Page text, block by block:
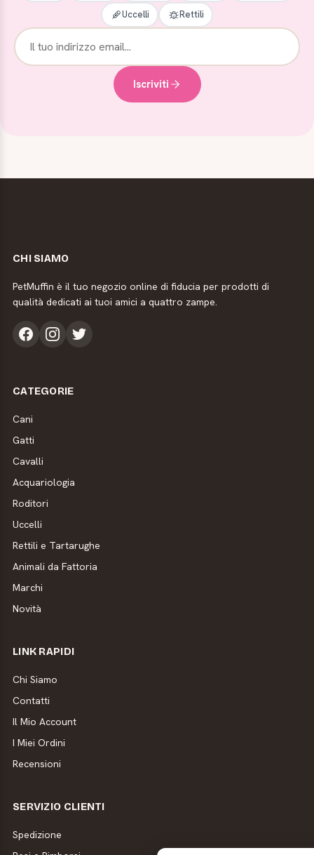
Uccelli Rettili
Iscriviti
CHI SIAMO
PetMuffin è il tuo negozio online di fiducia per prodotti di
qualità dedicati ai tuoi amici a quattro zampe.
CATEGORIE
Cani
Gatti
Cavalli
Acquariologia
Roditori
Uccelli
Rettili e Tartarughe
Animali da Fattoria
Marchi
Novità
LINK RAPIDI
Chi Siamo
Contatti
Il Mio Account
I Miei Ordini
Recensioni
SERVIZIO CLIENTI
Spedizione